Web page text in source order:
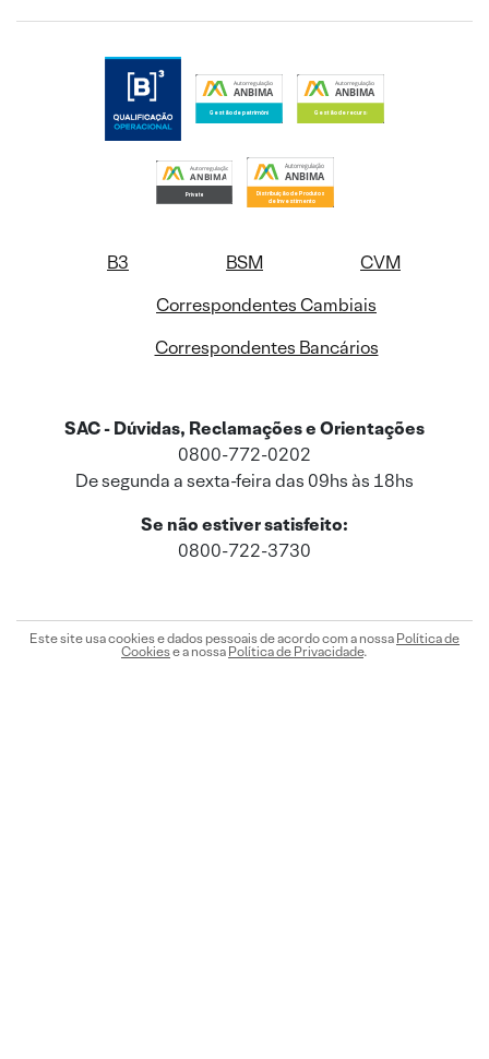
B3 BSM
CVM
Correspondentes Cambiais
Correspondentes Bancários
SAC - Dúvidas, Reclamações e Orientações
0800-772-0202
De segunda a sexta-feira das 09hs às 18hs
Se não estiver satisfeito:
0800-722-3730
Este site usa cookies e dados pessoais de acordo com a nossa Política de
Cookiese a nossa Política de Privacidade.